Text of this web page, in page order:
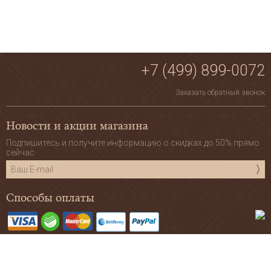
+7 (499) 899-0072
Заказать обратный звонок
Новости и акции магазина
Подпишитесь и получите информацию о скидках до 50% прямо
сейчас
Способы оплаты